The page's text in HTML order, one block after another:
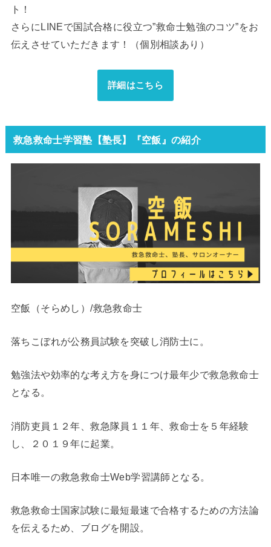
ト！
さらにLINEで国試合格に役立つ”救命士勉強のコツ”をお
伝えさせていただきます！（個別相談あり）
詳細はこちら
救急救命士学習塾【塾長】『空飯』の紹介
空飯（そらめし）/救急救命士
落ちこぼれが公務員試験を突破し消防士に。
勉強法や効率的な考え方を身につけ最年少で救急救命士
となる。
消防吏員１２年、救急隊員１１年、救命士を５年経験
し、２０１９年に起業。
日本唯一の救急救命士Web学習講師となる。
救急救命士国家試験に最短最速で合格するための方法論
を伝えるため、ブログを開設。